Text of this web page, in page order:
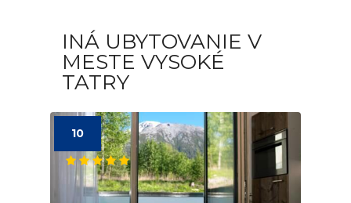
INÁ UBYTOVANIE V
MESTE VYSOKÉ
TATRY
10